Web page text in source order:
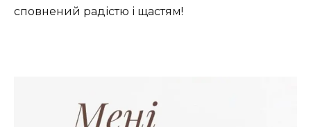
сповнений радістю і щастям!